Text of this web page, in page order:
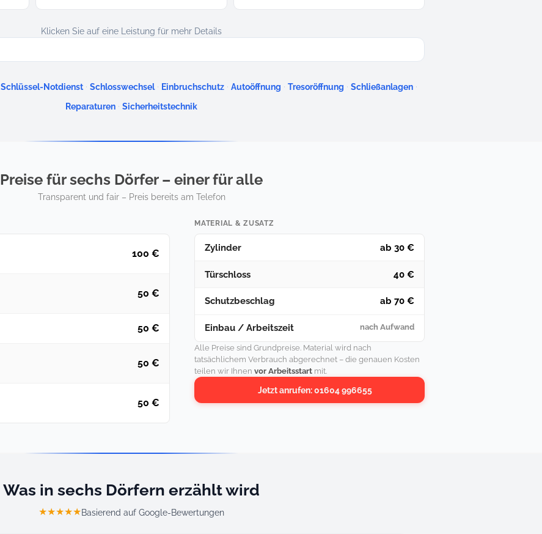
Klicken Sie auf eine Leistung für mehr Details
Schlüssel-Notdienst · Schlosswechsel · Einbruchschutz · Autoöffnung · Tresoröffnung · Schließanlagen ·
Reparaturen · Sicherheitstechnik
Preise für sechs Dörfer – einer für alle
Transparent und fair – Preis bereits am Telefon
100 €
50 €
50 €
50 €
50 €
MATERIAL & ZUSATZ
Zylinder ab 30 €
Türschloss 40 €
Schutzbeschlag ab 70 €
Einbau / Arbeitszeit nach Aufwand
Alle Preise sind Grundpreise. Material wird nach
tatsächlichem Verbrauch abgerechnet – die genauen Kosten
teilen wir Ihnenvor Arbeitsstart mit.
Jetzt anrufen: 01604 996655
Was in sechs Dörfern erzählt wird
★★★★★Basierend auf Google-Bewertungen